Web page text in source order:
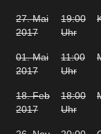
27. Mai
2017
19:00
Uhr
01. Mai
2017
11:00
Uhr
18. Feb
2017
18:00
Uhr